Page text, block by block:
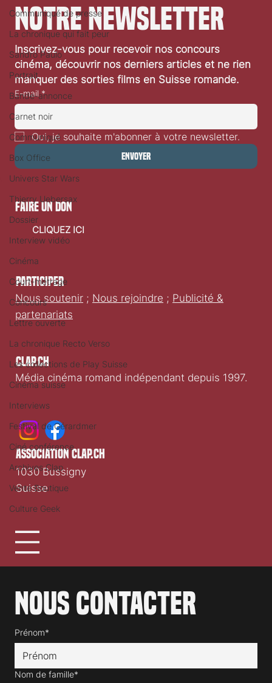
Communiqué de presse
La chronique qui fait peur
Sandro Paulo
Portrait
Bande-annonce
Carnet noir
Communiqué
Box Office
Univers Star Wars
Thierry Uebersax
Dossier
Interview vidéo
Cinéma
Court-métrage
Concours
Lettre ouverte
La chronique Recto Verso
Les collections de Play Suisse
Cinéma suisse
Interviews
Festival de Gérardmer
Ciné conférence
Archives Clap
Vente Boutique
Culture Geek
Festival de Locarno 2026: Dances With Wolves
notre newsletter
Inscrivez-vous pour recevoir nos concours
cinéma, découvrir nos derniers articles et ne rien
manquer des sorties films en Suisse romande.
E-mail *
Oui, je souhaite m'abonner à votre newsletter.
Envoyer
Clap.ch
Média cinéma romand indépendant depuis 1997.
Participer
Nous soutenir ; Nous rejoindre ; Publicité &
partenariats
Nous contacter
Prénom*
Nom de famille*
faire un don
CLIQUEZ ICI
association clap.ch
1030 Bussigny
Suisse